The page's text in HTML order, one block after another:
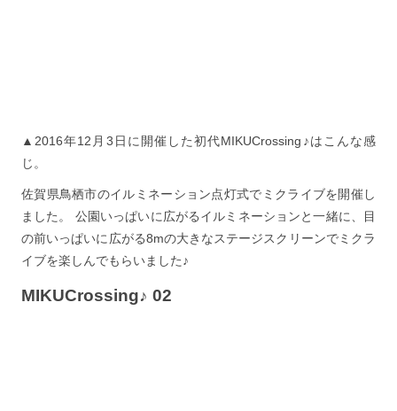
▲2016年12月3日に開催した初代MIKUCrossing♪はこんな感
じ。
佐賀県鳥栖市のイルミネーション点灯式でミクライブを開催し
ました。 公園いっぱいに広がるイルミネーションと一緒に、目
の前いっぱいに広がる8mの大きなステージスクリーンでミクラ
イブを楽しんでもらいました♪
MIKUCrossing♪ 02